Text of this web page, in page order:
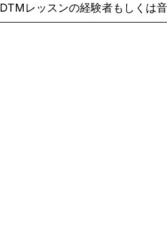
DTMレッスンの経験者もしくは